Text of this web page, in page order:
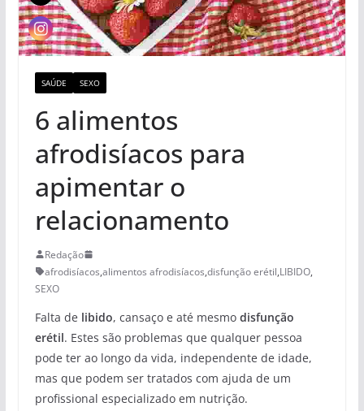
SAÚDE SEXO
6 alimentos
afrodisíacos para
apimentar o
relacionamento
Redação
afrodisíacos,alimentos afrodisíacos,disfunção erétil,LIBIDO,
SEXO
Falta de libido, cansaço e até mesmo disfunção
erétil. Estes são problemas que qualquer pessoa
pode ter ao longo da vida, independente de idade,
mas que podem ser tratados com ajuda de um
profissional especializado em nutrição.